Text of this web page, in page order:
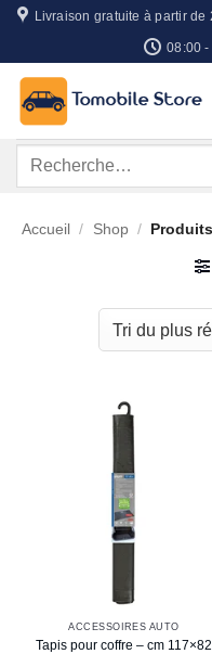
Passer
contenu
Livraison gratuite à partir
08:00 -
Recherche
Accueil / Shop /
ACCESSOIRES AUTO
Tapis pour coffre – cm 117×82